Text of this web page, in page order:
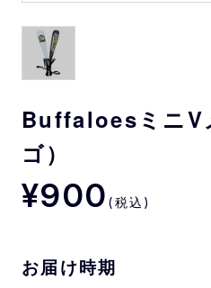
BuffaloesミニV
ゴ）
¥900 (税込)
お届け時期